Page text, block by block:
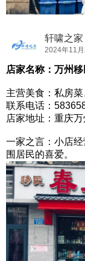
轩啸之家
2024年11
店家名称：万州
主营美食：私房
联系电话：
店家地址：重庆
一家之言：小店
围居民的喜爱。